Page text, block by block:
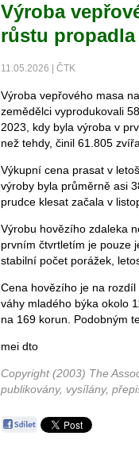
Výroba
růstu propadla
11.05.2026 | ČTK
Výroba vepřového masa
zemědělci vyprodukovali
2023, kdy byla výroba v
než tehdy, činil 61.805
Výkupní cena prasat v
výroby byla průměrně asi
prudce klesat začala v
Výrobu hovězího zdaleka
prvním čtvrtletím je pouze
stabilní počet porážek,
Cena hovězího je na
váhy mladého býka okolo
na 169 korun. Podobným
mei dto
Copyright (2003) The
publikovány, vysílány,